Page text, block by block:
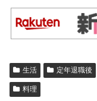
生活 定年退職後
料理